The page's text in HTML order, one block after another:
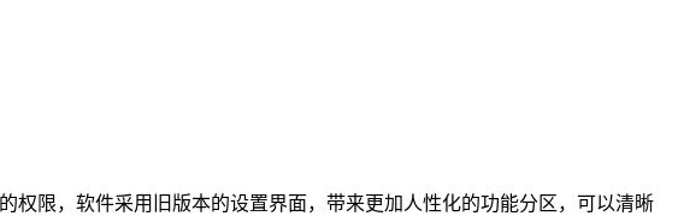
限，软件采用旧版本的设置界面，带来更加人性化的功能分区，可以清晰